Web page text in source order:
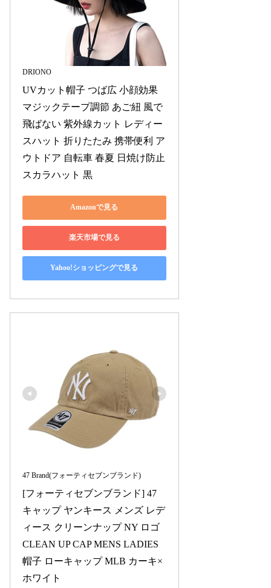
DRIONO
UVカット帽子 つば広 小顔効果
マジックテープ調節 あご紐 風で
飛ばない 紫外線カット レディー
スハット 折りたたみ 携帯便利 ア
ウトドア 自転車 春夏 日焼け防止
スカラハット 黒
Amazonで見る
楽天市場で見る
Yahoo!ショッピングで見る
47 Brand(フォーティセブンブランド)
[フォーティセブンブランド] 47
キャップ ヤンキース メンズ レデ
ィース クリーンナップ NY ロゴ
CLEAN UP CAP MENS LADIES
帽子 ローキャップ MLB カーキ×
ホワイト